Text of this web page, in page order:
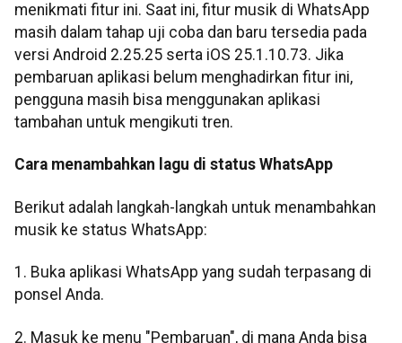
menikmati fitur ini. Saat ini, fitur musik di WhatsApp
masih dalam tahap uji coba dan baru tersedia pada
versi Android 2.25.25 serta iOS 25.1.10.73. Jika
pembaruan aplikasi belum menghadirkan fitur ini,
pengguna masih bisa menggunakan aplikasi
tambahan untuk mengikuti tren.
Cara menambahkan lagu di status WhatsApp
Berikut adalah langkah-langkah untuk menambahkan
musik ke status WhatsApp:
1. Buka aplikasi WhatsApp yang sudah terpasang di
ponsel Anda.
2. Masuk ke menu "Pembaruan", di mana Anda bisa